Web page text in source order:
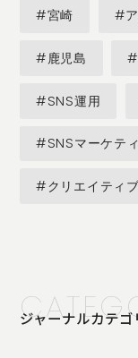
#宮崎 #
#鹿児島
#SNS運用
#SNSマーケテ
#クリエイティ
ジャーナルカテゴ